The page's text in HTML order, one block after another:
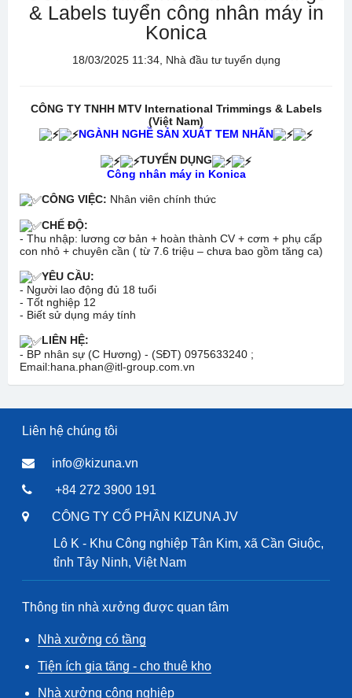
& Labels tuyển công nhân máy in
Konica
18/03/2025 11:34, Nhà đầu tư tuyển dụng
CÔNG TY TNHH MTV International Trimmings & Labels
(Việt Nam)
NGÀNH NGHỀ SẢN XUẤT TEM NHÃN
TUYỂN DỤNG
Công nhân máy in Konica
CÔNG VIỆC: Nhân viên chính thức
CHẾ ĐỘ:
- Thu nhập: lương cơ bản + hoàn thành CV + cơm + phụ cấp
con nhỏ + chuyên cần ( từ 7.6 triệu – chưa bao gồm tăng ca)
YÊU CẦU:
- Người lao động đủ 18 tuổi
- Tốt nghiệp 12
- Biết sử dụng máy tính
LIÊN HỆ:
- BP nhân sự (C Hương) - (SĐT) 0975633240 ;
Email:hana.phan@itl-group.com.vn
Liên hệ chúng tôi
info@kizuna.vn
+84 272 3900 191
CÔNG TY CỔ PHẦN KIZUNA JV
Lô K - Khu Công nghiệp Tân Kim, xã Cần Giuộc,
tỉnh Tây Ninh, Việt Nam
Thông tin nhà xưởng được quan tâm
Nhà xưởng có tầng
Tiện ích gia tăng - cho thuê kho
Nhà xưởng công nghiệp